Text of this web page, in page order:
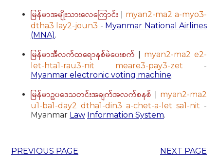
မြန်မာအမျိုးသားလေကြောင်း
myan2-ma2 a-myo3-
dtha3 lay2-joun3 - Myanmar National Airlines
(MNA).
မြန်မာအီလက်ထရောနစ်မဲပေးစက်
myan2-ma2 e2-
let-hta1-rau3-nit meare3-pay3-zet -
Myanmar electronic voting machine.
မြန်မာဥပဒေသတင်းအချက်အလက်စနစ်
myan2-ma2
u1-ba1-day2 dtha1-din3 a-chet-a-let sa1-nit -
Myanmar Law Information System.
PREVIOUS PAGE NEXT PAGE